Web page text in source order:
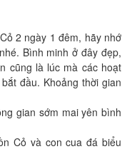
2 ngày 1 đêm, hãy nhớ
Bình minh ở đây đẹp,
cũng là lúc mà các hoạt
đầu. Khoảng thời gian
gian sớm mai yên bình
Cỏ và con cua đá biểu